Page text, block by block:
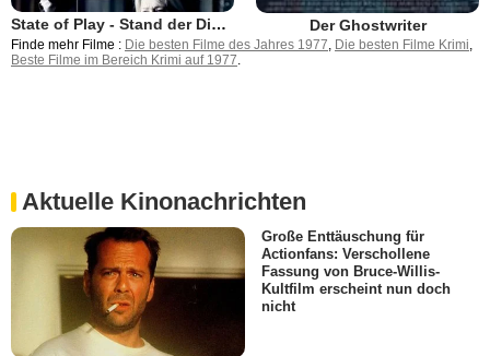
State of Play - Stand der Dinge Der Ghostwriter
Finde mehr Filme : Die besten Filme des Jahres 1977 Die besten Filme Krimi
Beste Filme im Bereich Krimi auf 1977
Aktuelle Kinonachrichten
Große Enttäuschung für
Actionfans: Verschollene
Fassung von Bruce-Willis-
Kultfilm erscheint nun doch
nicht